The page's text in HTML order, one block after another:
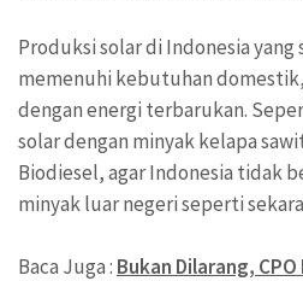
Produksi solar di Indonesia
memenuhi kebutuhan
dengan energi terbarukan.
solar dengan minyak kelapa
Biodiesel, agar Indonesia tidak
minyak luar negeri seperti
Baca Juga : Bukan Dilarang,